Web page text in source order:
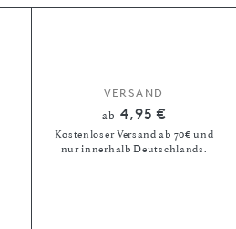
VERSAND
ab 4,95 €
Kostenloser Versand ab 70€ und
nur innerhalb Deutschlands.